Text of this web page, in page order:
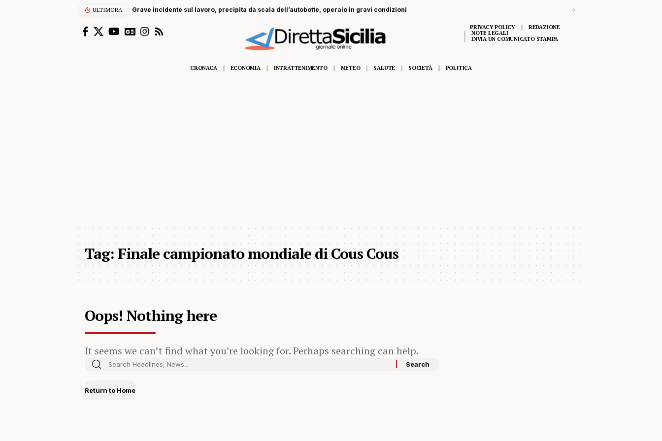
ULTIMORA Grave incidente sul lavoro, precipita da scala dell’autobotte, operaio in gravi condizioni
PRIVACY POLICY
REDAZIONE
NOTE LEGALI
INVIA UN COMUNICATO STAMPA
CRONACA ECONOMIA INTRATTENIMENTO METEO SALUTE SOCIETÀ POLITICA
Tag:Finale campionato mondiale di Cous Cous
Oops! Nothing here
It seems we can’t find what you’re looking for. Perhaps searching can help.
Return to Home